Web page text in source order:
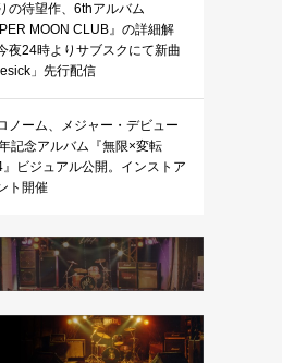
の待望作、6thアルバム
MOON CLUB』の詳細解
夜24時よりサブスクにて新曲
」先行配信
ノーム、メジャー・デビュー
記念アルバム『無限×変転
ビジュアル公開。インストア
ト開催